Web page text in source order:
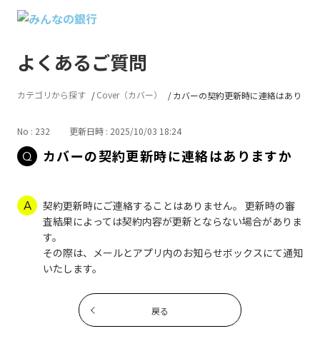
よくあるご質問
カテゴリから探す Cover（カバー） カバーの契約更新時に連絡はありま
No : 232 更新日時 : 2025/10/03 18:24
カバーの契約更新時に連絡はありますか
契約更新時にご連絡することはありません。 更新時の審
査結果によっては契約内容が更新とならない場合がありま
す。
その際は、メールとアプリ内のお知らせボックスにて通知
いたします。
戻る